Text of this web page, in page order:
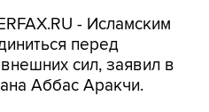
- Исламским
перед
сил, заявил в
Аббас Аракчи.